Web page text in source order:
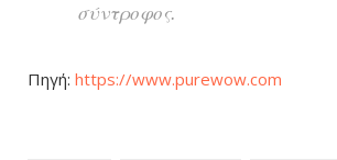
σύντροφος.
Πηγή: https://www.purewow.com